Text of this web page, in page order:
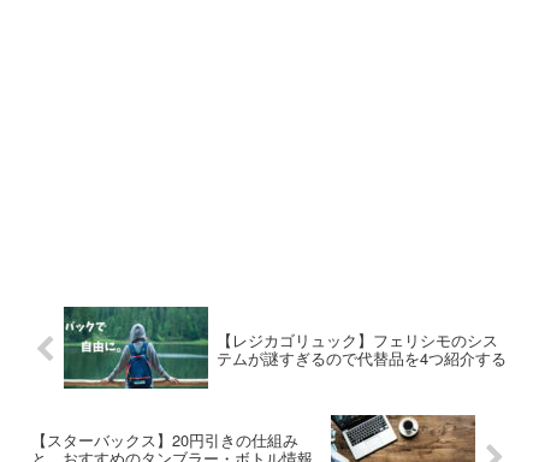
【レジカゴリュック】フェリシモのシス
テムが謎すぎるので代替品を4つ紹介する
【スターバックス】20円引きの仕組み
と、おすすめのタンブラー・ボトル情報